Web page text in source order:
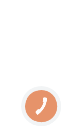
КНОПКА
СВЯЗИ